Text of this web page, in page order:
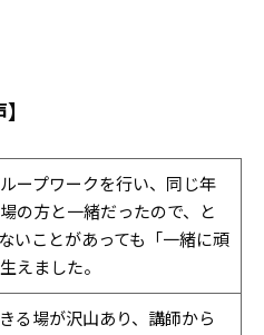
ープワークを行い、同じ年
の方と一緒だったので、と
いことがあっても「一緒に頑
えました。
る場が沢山あり、講師から